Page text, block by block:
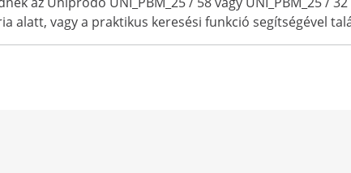
alatt, vagy a praktikus keresési funkció segítségével